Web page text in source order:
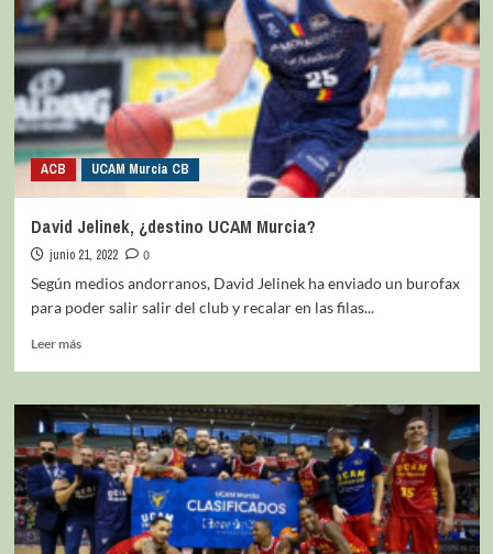
ACB UCAM Murcia CB
David Jelinek, ¿destino UCAM Murcia?
junio 21, 2022
0
Según medios andorranos, David Jelinek ha enviado un burofax
para poder salir salir del club y recalar en las filas...
Leer más